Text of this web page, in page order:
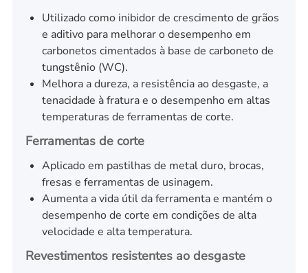
Utilizado como inibidor de crescimento de grãos
e aditivo para melhorar o desempenho em
carbonetos cimentados à base de carboneto de
tungstênio (WC).
Melhora a dureza, a resistência ao desgaste, a
tenacidade à fratura e o desempenho em altas
temperaturas de ferramentas de corte.
Ferramentas de corte
Aplicado em pastilhas de metal duro, brocas,
fresas e ferramentas de usinagem.
Aumenta a vida útil da ferramenta e mantém o
desempenho de corte em condições de alta
velocidade e alta temperatura.
Revestimentos resistentes ao desgaste